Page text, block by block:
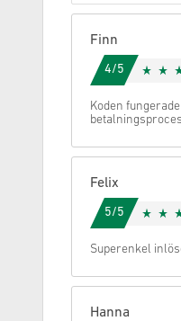
Avbryt
Finn
4/5
Koden
Felix
5/5
Superenkel
Hanna